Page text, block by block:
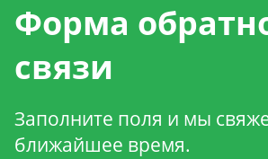
Форма
связи
Заполните поля и мы
ближайшее время.